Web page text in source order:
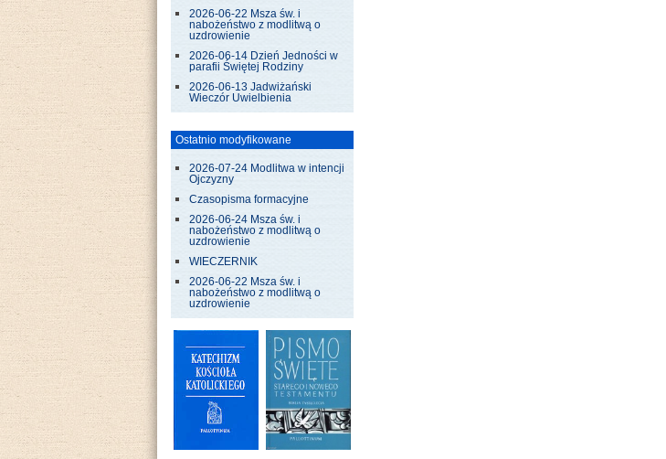
2026-06-22 Msza św. i
nabożeństwo z modlitwą o
uzdrowienie
2026-06-14 Dzień Jedności w
parafii Świętej Rodziny
2026-06-13 Jadwiżański
Wieczór Uwielbienia
Ostatnio modyfikowane
2026-07-24 Modlitwa w intencji
Ojczyzny
Czasopisma formacyjne
2026-06-24 Msza św. i
nabożeństwo z modlitwą o
uzdrowienie
WIECZERNIK
2026-06-22 Msza św. i
nabożeństwo z modlitwą o
uzdrowienie